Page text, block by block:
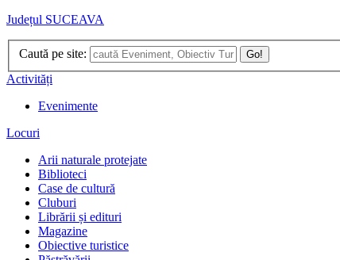
Județul SUCEAVA
Caută pe site: Go!
Activități
Evenimente
Locuri
Arii naturale protejate
Biblioteci
Case de cultură
Cluburi
Librării și edituri
Magazine
Obiective turistice